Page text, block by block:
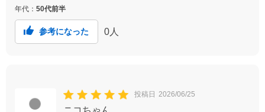
年代： 50代前半
参考になった 0 人
投稿日 2026/06/25
ニコちゃん